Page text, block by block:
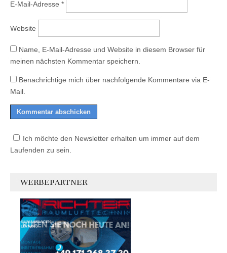
E-Mail-Adresse *
Website
Name, E-Mail-Adresse und Website in diesem Browser für
meinen nächsten Kommentar speichern.
Benachrichtige mich über nachfolgende Kommentare via E-
Mail.
Ich möchte den Newsletter erhalten um immer auf dem
Laufenden zu sein.
WERBEPARTNER